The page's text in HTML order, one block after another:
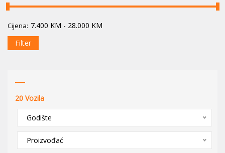
Cijena: 7.400 KM - 28.000 KM
Filter
20 Vozila
Godište
Proizvođać